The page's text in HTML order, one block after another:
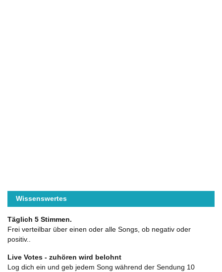
Wissenswertes
Täglich 5 Stimmen.
Frei verteilbar über einen oder alle Songs, ob negativ oder
positiv..
Live Votes - zuhören wird belohnt
Log dich ein und geb jedem Song während der Sendung 10